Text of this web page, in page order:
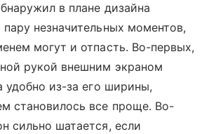
в плане дизайна
незначительных моментов,
могут и отпасть. Во-первых,
рукой внешним экраном
удобно из-за его ширины,
становилось все проще. Во-
сильно шатается, если